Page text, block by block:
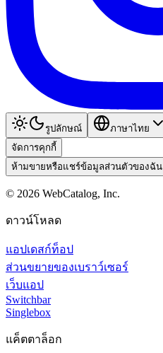
รูปลักษณ์
ภาษาไทย
จัดการคุกกี้
ห้ามขายหรือแชร์ข้อมูลส่วนตัวของฉัน
© 2026 WebCatalog, Inc.
ดาวน์โหลด
แอปเดสก์ท็อป
ส่วนขยายของเบราว์เซอร์
เว็บแอป
Switchbar
Singlebox
แค็ตตาล็อก